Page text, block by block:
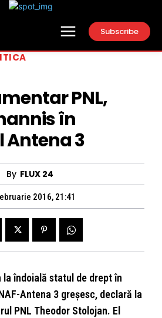
Subscribe
PNL,
în
3
By FLUX 24
2016, 21:41
îndoială statul de drept în
Antena 3 greşesc, declară la
PNL Theodor Stolojan. El